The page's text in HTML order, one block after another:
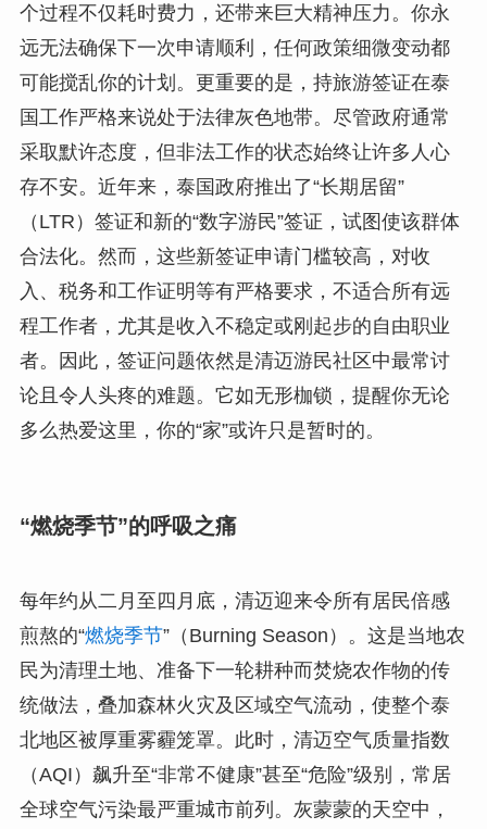
个过程不仅耗时费力，还带来巨大精神压力。你永
远无法确保下一次申请顺利，任何政策细微变动都
可能搅乱你的计划。更重要的是，持旅游签证在泰
国工作严格来说处于法律灰色地带。尽管政府通常
采取默许态度，但非法工作的状态始终让许多人心
存不安。近年来，泰国政府推出了“长期居留”
（LTR）签证和新的“数字游民”签证，试图使该群体
合法化。然而，这些新签证申请门槛较高，对收
入、税务和工作证明等有严格要求，不适合所有远
程工作者，尤其是收入不稳定或刚起步的自由职业
者。因此，签证问题依然是清迈游民社区中最常讨
论且令人头疼的难题。它如无形枷锁，提醒你无论
多么热爱这里，你的“家”或许只是暂时的。
“燃烧季节”的呼吸之痛
每年约从二月至四月底，清迈迎来令所有居民倍感
煎熬的“燃烧季节”（Burning Season）。这是当地农
民为清理土地、准备下一轮耕种而焚烧农作物的传
统做法，叠加森林火灾及区域空气流动，使整个泰
北地区被厚重雾霾笼罩。此时，清迈空气质量指数
（AQI）飙升至“非常不健康”甚至“危险”级别，常居
全球空气污染最严重城市前列。灰蒙蒙的天空中，